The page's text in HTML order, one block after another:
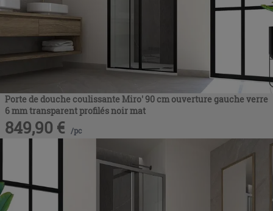
Porte de douche coulissante Miro' 90 cm ouverture gauche verre
6 mm transparent profilés noir mat
849,90 € /pc